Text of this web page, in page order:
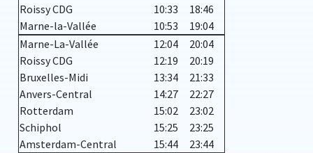
Roissy CDG
10:33
18:46
Marne-la-Vallée
10:53
19:04
Marne-La-Vallée
12:04
20:04
Roissy CDG
12:19
20:19
Bruxelles-Midi
13:34
21:33
Anvers-Central
14:27
22:27
Rotterdam
15:02
23:02
Schiphol
15:25
23:25
Amsterdam-Central
15:44
23:44